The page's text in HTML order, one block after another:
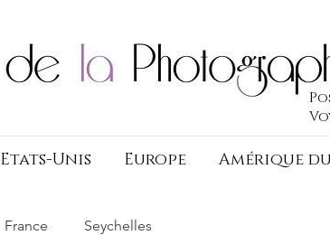
Etats-Unis Europe Amérique
France Seychelles